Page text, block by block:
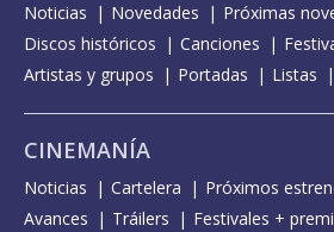
Noticias Novedades
Próximas
Discos históricos
Canciones
Artistas y grupos
Portadas Listas
CINEMANÍA
Noticias Cartelera Próximos
Avances
Tráilers
Festivales +